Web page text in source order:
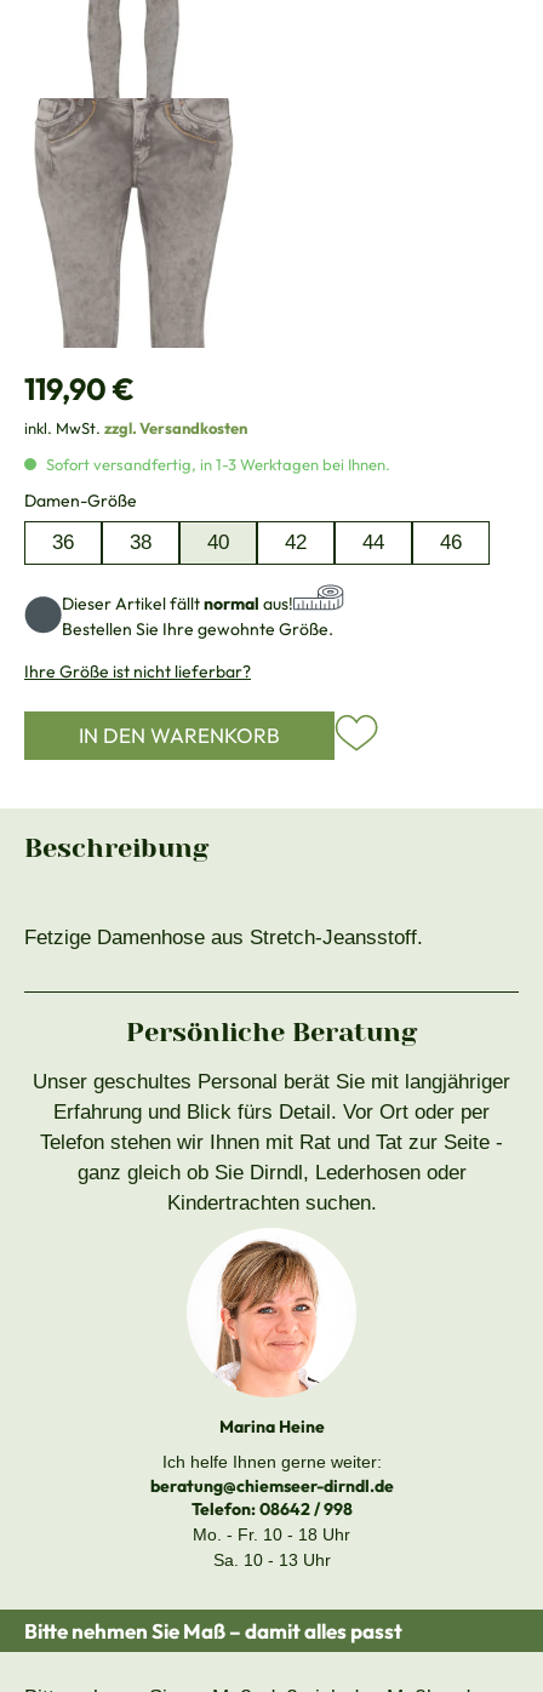
Regulärer Preis:
119,90 €
inkl. MwSt. zzgl. Versandkosten
Sofort versandfertig, in 1-3 Werktagen bei Ihnen.
Damen-Größe
36 38 40 42 44 46
Dieser Artikel fälltnormal aus!
Bestellen Sie Ihre gewohnte Größe.
Ihre Größe ist nicht lieferbar?
IN DEN WARENKORB
Beschreibung
Fetzige Damenhose aus Stretch-Jeansstoff.
Persönliche Beratung
Unser geschultes Personal berät Sie mit langjähriger
Erfahrung und Blick fürs Detail. Vor Ort oder per
Telefon stehen wir Ihnen mit Rat und Tat zur Seite -
ganz gleich ob Sie Dirndl, Lederhosen oder
Kindertrachten suchen.
Marina Heine
Ich helfe Ihnen gerne weiter:
beratung@chiemseer-dirndl.de
Telefon:08642 / 998
Mo. - Fr. 10 - 18 Uhr
Sa. 10 - 13 Uhr
Bitte nehmen Sie Maß – damit alles passt